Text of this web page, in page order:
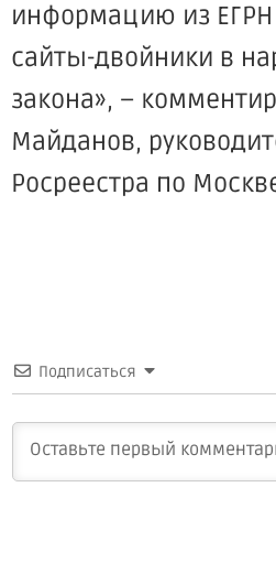
информацию из ЕГРН
сайты-двойники в
закона», –
Майданов,
Росреестра по
Подписаться